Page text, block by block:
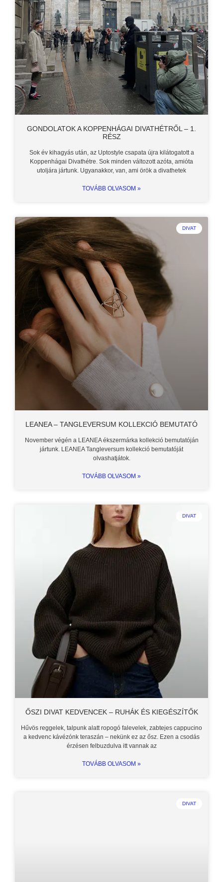
GONDOLATOK A KOPPENHÁGAI DIVATHÉTRŐL – 1.
RÉSZ
Sok év kihagyás után, az Uptostyle csapata újra kilátogatott a
Koppenhágai Divathétre. Sok minden változott azóta, amióta
utoljára jártunk. Ugyanakkor, van, ami örök a divathetek
TOVÁBB OLVASOM »
DIVAT
LEANEA – TANGLEVERSUM KOLLEKCIÓ BEMUTATÓ
November végén a LEANEA ékszermárka kollekció bemutatóján
jártunk. LEANEA Tangleversum kollekció bemutatóját
olvashatjátok.
TOVÁBB OLVASOM »
DIVAT
ŐSZI DIVAT KEDVENCEK – RUHÁK ÉS KIEGÉSZÍTŐK
Hűvös reggelek, talpunk alatt ropogó falevelek, zabtejes cappucino
a kedvenc kávézónk teraszán – nekünk ez az ősz. Ezen a csodás
érzésen felbuzdulva itt vannak az
TOVÁBB OLVASOM »
DIVAT